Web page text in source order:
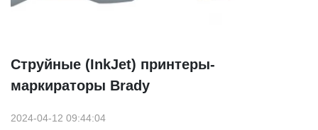
Струйные (InkJet) принтеры-
маркираторы Brady
2024-04-12 09:44:04